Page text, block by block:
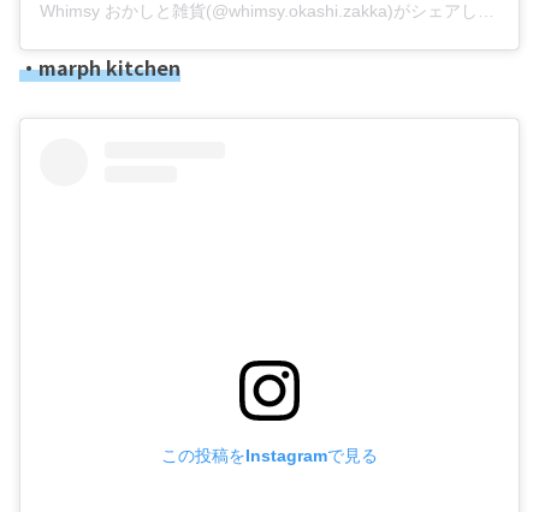
Whimsy おかしと雑貨(@whimsy.okashi.zakka)がシェアした投稿
・marph kitchen
この投稿をInstagramで見る